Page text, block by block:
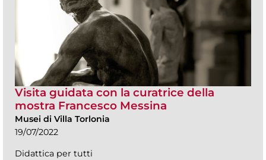
Visita guidata con la curatrice della
mostra Francesco Messina
Musei di Villa Torlonia
19/07/2022
Didattica per tutti